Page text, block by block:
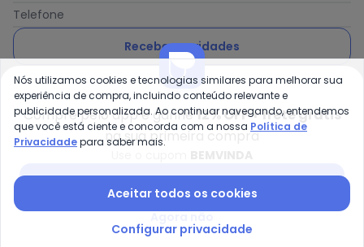
Telefone
Receber novidades
Ao enviar o cadastro, você concorda com a nossa Política
de Privacidade
Posthaus é uma marca da Posthaus Ltda / CNPJ:
80.462.138/0001-41
Endereço: Rua Werner Duwe, 202 Bairro Badenfurt -
89.070-700 - Blumenau/SC
Compre pelo app e ganhe12% OFF + frete grátis
na sua primeira compra
Nós utilizamos cookies e tecnologias similares para melhorar sua
experiência de compra, incluindo conteúdo relevante e
publicidade personalizada. Ao continuar navegando, entendemos
que você está ciente e concorda com a nossa Política de
Privacidadepara saber mais.
Aceitar todos os cookies
Configurar privacidade